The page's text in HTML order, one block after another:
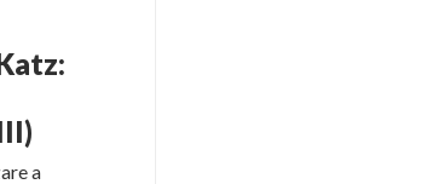
a